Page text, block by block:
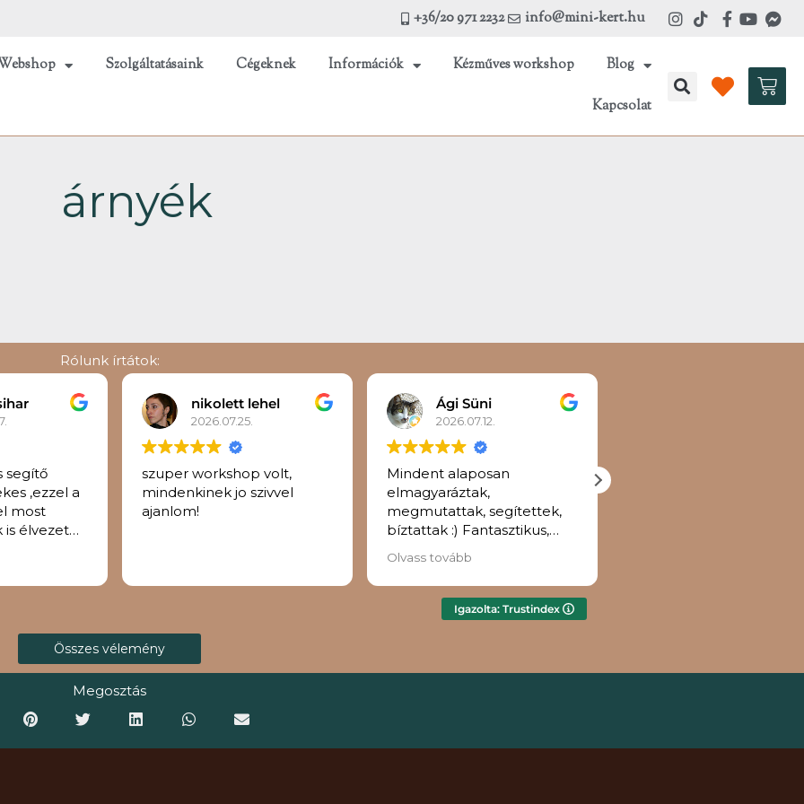
+36/20 971 2232 info@mini-kert.hu
Szolgáltatásaink Cégeknek Információk Kézműves workshop Blog
Kapcsolat
árnyék
Rólunk írtátok:
segítő
,ezzel a
most
élvezetes
nikolett lehel
2026.07.25.
szuper workshop volt,
mindenkinek jo szivvel
ajanlom!
Ági Süni
2026.07.12.
Mindent alaposan
elmagyaráztak,
megmutattak, segítettek,
bíztattak :) Fantasztikus,
kreatív 2 óra volt,
köszönöm!
Olvass tovább
Igazolta: Trustindex
Összes vélemény
Megosztás